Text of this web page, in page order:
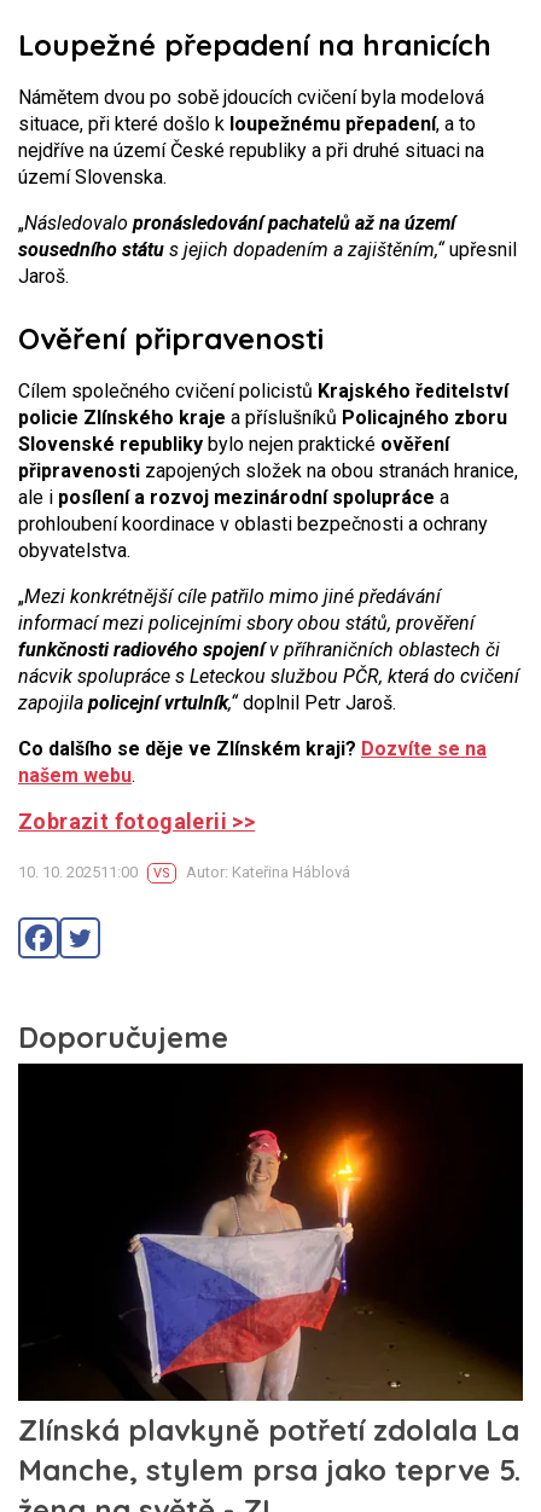
Loupežné přepadení na hranicích
Námětem dvou po sobě jdoucích cvičení byla modelová
situace, při které došlo k loupežnému přepadení, a to
nejdříve na území České republiky a při druhé situaci na
území Slovenska.
„Následovalo pronásledování pachatelů až na území
sousedního státu s jejich dopadením a zajištěním,“upřesnil
Jaroš.
Ověření připravenosti
Cílem společného cvičení policistů Krajského ředitelství
policie Zlínského kraje a příslušníků Policajného zboru
Slovenské republiky bylo nejen praktické ověření
připravenosti zapojených složek na obou stranách hranice,
ale i posílení a rozvoj mezinárodní spolupráce a
prohloubení koordinace v oblasti bezpečnosti a ochrany
obyvatelstva.
„Mezi konkrétnější cíle patřilo mimo jiné předávání
informací mezi policejními sbory obou států, prověření
funkčnosti radiového spojenív příhraničních oblastech či
nácvik spolupráce s Leteckou službou PČR, která do cvičení
zapojila policejní vrtulník,“doplnil Petr Jaroš.
Co dalšího se děje ve Zlínském kraji? Dozvíte se na
našem webu.
Zobrazit fotogalerii >>
10. 10. 202511:00 VS Autor: Kateřina Háblová